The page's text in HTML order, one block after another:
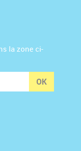
la zone ci-
OK